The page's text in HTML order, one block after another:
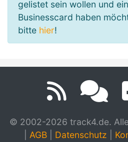
gelistet sein wollen und
Businesscard haben
bitte hier!
© 2002-2026 track4.de.
AGB Datenschutz